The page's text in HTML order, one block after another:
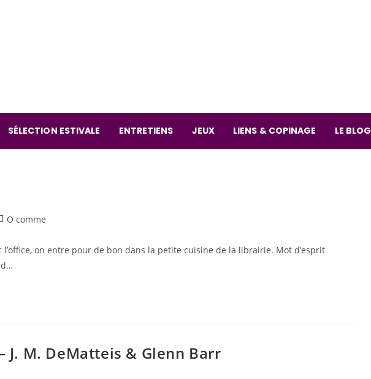
SÉLECTION ESTIVALE ENTRETIENS JEUX LIENS & COPINAGE LE BLOG
O comme
on entre pour de bon dans la petite cuisine de la librairie. Mot d’esprit
J. M. DeMatteis & Glenn Barr